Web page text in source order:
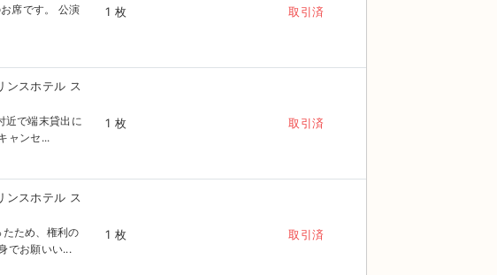
席です。 公演
1 枚 取引済
スホテル ス
近で端末貸出に
ャンセ...
1 枚 取引済
スホテル ス
ため、権利の
でお願いい...
1 枚 取引済